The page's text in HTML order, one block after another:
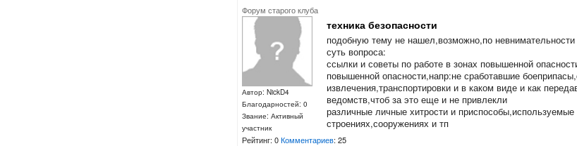
Форум старого клуба
Автор: NickD4
Благодарностей: 0
Звание: Активный
участник
техника безопасности
подобную тему не нашел,возможно,по невнимательности
суть вопроса:
ссылки и советы по работе в зонах повышенной
повышенной опасности,напр:не сработавшие
извлечения,транспортировки и в каком виде и как
ведомств,чтоб за это еще и не привлекли
различные личные хитрости и
строениях,сооружениях и тп
Рейтинг: 0Комментариев: 25